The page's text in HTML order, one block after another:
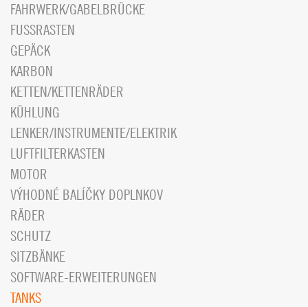
FAHRWERK/GABELBRÜCKE
FUSSRASTEN
GEPÄCK
KARBON
KETTEN/KETTENRÄDER
KÜHLUNG
LENKER/INSTRUMENTE/ELEKTRIK
LUFTFILTERKASTEN
MOTOR
VÝHODNÉ BALÍČKY DOPLNKOV
RÄDER
SCHUTZ
SITZBÄNKE
SOFTWARE-ERWEITERUNGEN
TANKS